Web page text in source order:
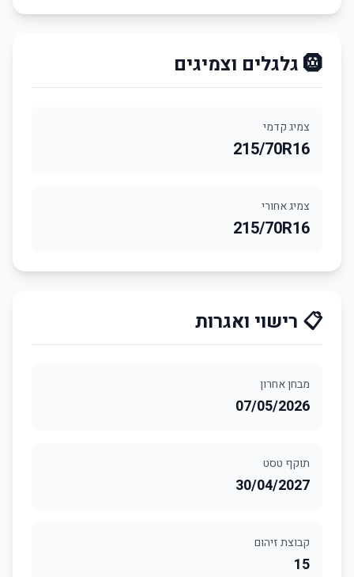
🛞 גלגלים וצמיגים
צמיג קדמי
215/70R16
צמיג אחורי
215/70R16
📋 רישוי ואגרות
מבחן אחרון
07/05/2026
תוקף טסט
30/04/2027
קבוצת זיהום
15